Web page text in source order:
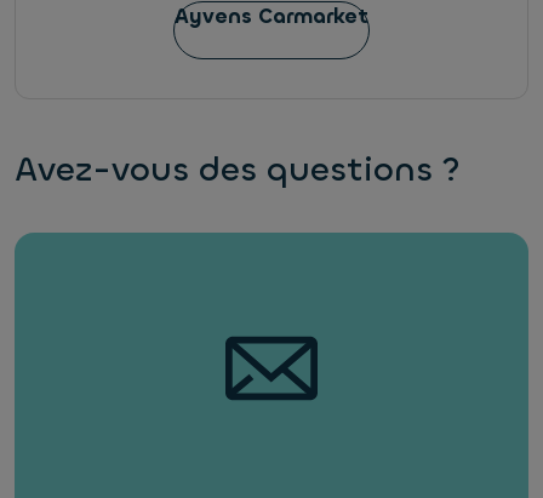
Ayvens Carmarket
Avez-vous des questions ?